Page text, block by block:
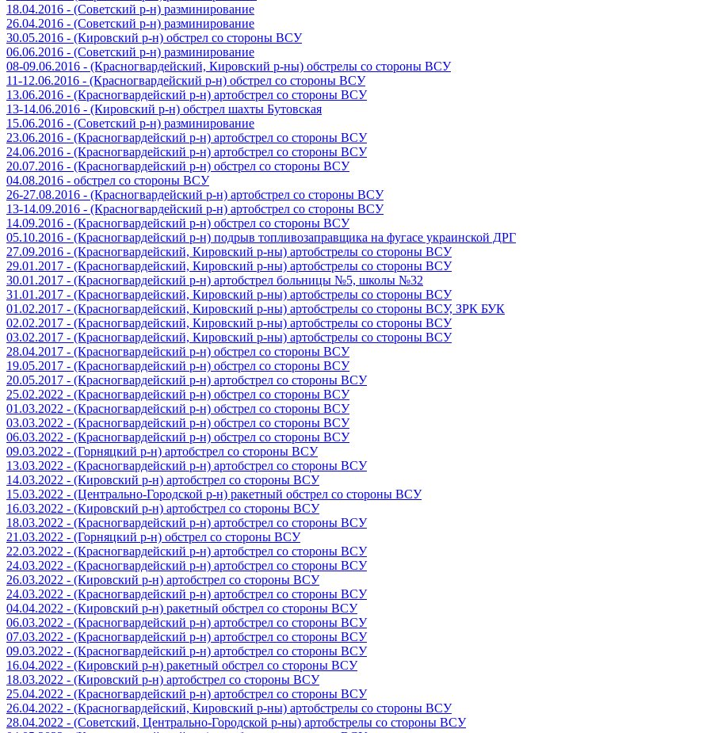
18.04.2016 - (Советский р-н) разминирование
26.04.2016 - (Советский р-н) разминирование
30.05.2016 - (Кировский р-н) обстрел со стороны ВСУ
06.06.2016 - (Советский р-н) разминирование
08-09.06.2016 - (Красногвардейский, Кировский р-ны) обстрелы со стороны ВСУ
11-12.06.2016 - (Красногвардейский р-н) обстрел со стороны ВСУ
13.06.2016 - (Красногвардейский р-н) артобстрел со стороны ВСУ
13-14.06.2016 - (Кировский р-н) обстрел шахты Бутовская
15.06.2016 - (Советский р-н) разминирование
23.06.2016 - (Красногвардейский р-н) артобстрел со стороны ВСУ
24.06.2016 - (Красногвардейский р-н) артобстрел со стороны ВСУ
20.07.2016 - (Красногвардейский р-н) обстрел со стороны ВСУ
04.08.2016 - обстрел со стороны ВСУ
26-27.08.2016 - (Красногвардейский р-н) артобстрел со стороны ВСУ
13-14.09.2016 - (Красногвардейский р-н) артобстрел со стороны ВСУ
14.09.2016 - (Красногвардейский р-н) обстрел со стороны ВСУ
05.10.2016 - (Красногвардейский р-н) подрыв топливозаправщика на фугасе украинской ДРГ
27.09.2016 - (Красногвардейский, Кировский р-ны) артобстрелы со стороны ВСУ
29.01.2017 - (Красногвардейский, Кировский р-ны) артобстрелы со стороны ВСУ
30.01.2017 - (Красногвардейский р-н) артобстрел больницы №5, школы №32
31.01.2017 - (Красногвардейский, Кировский р-ны) артобстрелы со стороны ВСУ
01.02.2017 - (Красногвардейский, Кировский р-ны) артобстрелы со стороны ВСУ, ЗРК БУК
02.02.2017 - (Красногвардейский, Кировский р-ны) артобстрелы со стороны ВСУ
03.02.2017 - (Красногвардейский, Кировский р-ны) артобстрелы со стороны ВСУ
28.04.2017 - (Красногвардейский р-н) обстрел со стороны ВСУ
19.05.2017 - (Красногвардейский р-н) обстрел со стороны ВСУ
20.05.2017 - (Красногвардейский р-н) артобстрел со стороны ВСУ
25.02.2022 - (Красногвардейский р-н) обстрел со стороны ВСУ
01.03.2022 - (Красногвардейский р-н) обстрел со стороны ВСУ
03.03.2022 - (Красногвардейский р-н) обстрел со стороны ВСУ
06.03.2022 - (Красногвардейский р-н) обстрел со стороны ВСУ
09.03.2022 - (Горняцкий р-н) артобстрел со стороны ВСУ
13.03.2022 - (Красногвардейский р-н) артобстрел со стороны ВСУ
14.03.2022 - (Кировский р-н) артобстрел со стороны ВСУ
15.03.2022 - (Центрально-Городской р-н) ракетный обстрел со стороны ВСУ
16.03.2022 - (Кировский р-н) артобстрел со стороны ВСУ
18.03.2022 - (Красногвардейский р-н) артобстрел со стороны ВСУ
21.03.2022 - (Горняцкий р-н) обстрел со стороны ВСУ
22.03.2022 - (Красногвардейский р-н) артобстрел со стороны ВСУ
24.03.2022 - (Красногвардейский р-н) артобстрел со стороны ВСУ
26.03.2022 - (Кировский р-н) артобстрел со стороны ВСУ
24.03.2022 - (Красногвардейский р-н) артобстрел со стороны ВСУ
04.04.2022 - (Кировский р-н) ракетный обстрел со стороны ВСУ
06.03.2022 - (Красногвардейский р-н) артобстрел со стороны ВСУ
07.03.2022 - (Красногвардейский р-н) артобстрел со стороны ВСУ
09.03.2022 - (Красногвардейский р-н) артобстрел со стороны ВСУ
16.04.2022 - (Кировский р-н) ракетный обстрел со стороны ВСУ
18.03.2022 - (Кировский р-н) артобстрел со стороны ВСУ
25.04.2022 - (Красногвардейский р-н) артобстрел со стороны ВСУ
26.04.2022 - (Красногвардейский, Кировский р-ны) артобстрелы со стороны ВСУ
28.04.2022 - (Советский, Центрально-Городской р-ны) артобстрелы со стороны ВСУ